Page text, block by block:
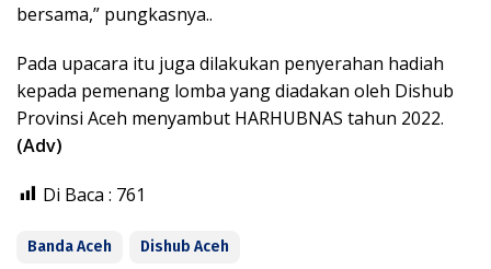
bersama,” pungkasnya..
Pada upacara itu juga dilakukan penyerahan hadiah
kepada pemenang lomba yang diadakan oleh Dishub
Provinsi Aceh menyambut HARHUBNAS tahun 2022.
(Adv)
Di Baca : 761
Banda Aceh Dishub Aceh